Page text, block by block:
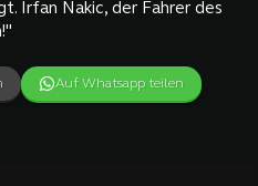
Irfan Nakic, der Fahrer des
Auf Whatsapp teilen